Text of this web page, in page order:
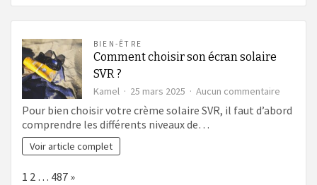
BIEN-ÊTRE
Comment choisir son écran solaire
SVR ?
Kamel 25 mars 2025 Aucun commentaire
choisir
Pour bien choisir votre crème solaire SVR, il faut d’abord
comprendre les différents niveaux de…
Voir article complet
Page:
1 2 … 487 Next
»